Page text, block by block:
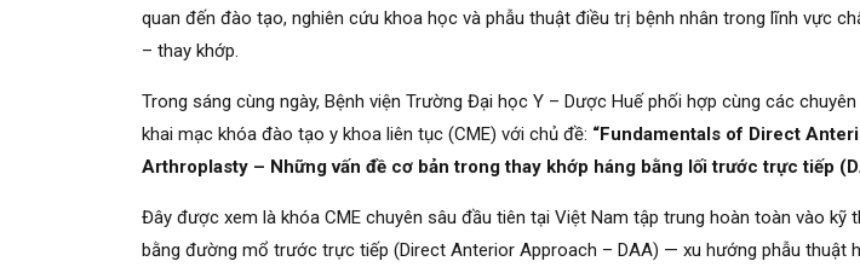
quan đến đào tạo, nghiên cứu khoa học và phẫu thuật điều trị bệnh nhân trong lĩnh vực
– thay khớp.
Trong sáng cùng ngày, Bệnh viện Trường Đại học Y – Dược Huế phối hợp cùng các
khai mạc khóa đào tạo y khoa liên tục (CME) với chủ đề: “Fundamentals of Direct
Arthroplasty – Những vấn đề cơ bản trong thay khớp háng bằng lối trước trực tiếp
Đây được xem là khóa CME chuyên sâu đầu tiên tại Việt Nam tập trung hoàn toàn vào kỹ
bằng đường mổ trước trực tiếp (Direct Anterior Approach – DAA) — xu hướng phẫu thuật